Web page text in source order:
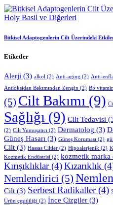
Bitkisel Adaptogenlerin Cilt Üzerindeki
Etiketler
Alerji (3) alkol (2) Anti-aging (2) Anti-
Antioksidan Bakımından Zengin (2) B5
(5) Cilt Bakımı (9)
Sağlığı (9) Cilt Tedavisi
(2) Cilt Yumuşatıcı (2) Dermatolog (3)
Güneş Hasarı (3) Güneş Koruması (2)
Cilt (3) Hassas Ciltler (2) Hipoalerjenik (2)
Kozmetik Endüstrisi (2) kozmetik marka
Kırışıklıklar(4)Kızarıklık
Nemlendirici (5)
Cilt (3) Serbest Radikaller(4)
Ürün çeşitliliği (2) İnce Çizgiler (3)